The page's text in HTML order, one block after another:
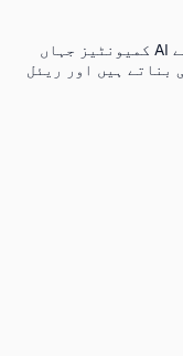
ChatGroups ایک عالمی پلیٹ فارم ہے برائے AI کمیونٹیز جہاں
ہیں اور ریئل